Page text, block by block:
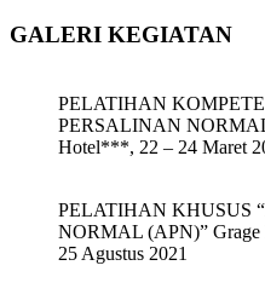
GALERI KEGIATAN
PELATIHAN
PERSALINAN
Hotel***, 22 – 24 Maret
PELATIHAN KHUSUS
NORMAL (APN)”
25 Agustus 2021